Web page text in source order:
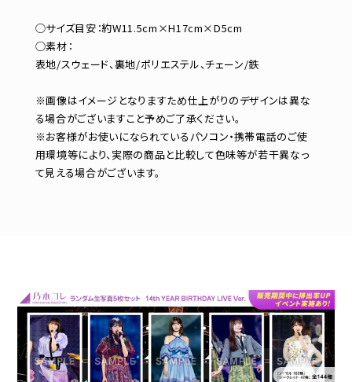
◯サイズ目安：約W11.5cm×H17cm×D5cm
◯素材：
表地/スウェード、裏地/ポリエステル、チェーン/鉄
※画像はイメージとなりますため仕上がりのデザインは異な
る場合がございますこと予めご了承ください。
※お客様がお使いになられているパソコン・携帯電話のご使
用環境等により、実際の商品と比較して色味等が若干異なっ
て見える場合がございます。